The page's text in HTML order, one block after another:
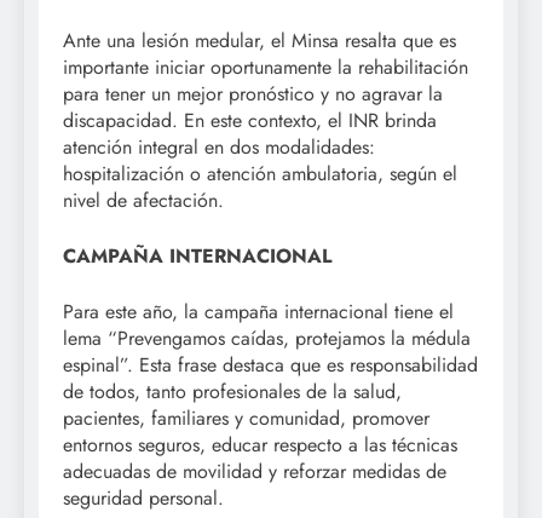
Ante una lesión medular, el Minsa resalta que es
importante iniciar oportunamente la rehabilitación
para tener un mejor pronóstico y no agravar la
discapacidad. En este contexto, el INR brinda
atención integral en dos modalidades:
hospitalización o atención ambulatoria, según el
nivel de afectación.
CAMPAÑA INTERNACIONAL
Para este año, la campaña internacional tiene el
lema “Prevengamos caídas, protejamos la médula
espinal”. Esta frase destaca que es responsabilidad
de todos, tanto profesionales de la salud,
pacientes, familiares y comunidad, promover
entornos seguros, educar respecto a las técnicas
adecuadas de movilidad y reforzar medidas de
seguridad personal.